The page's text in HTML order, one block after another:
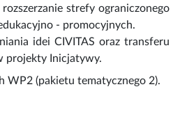
strefy ograniczonego
- promocyjnych.
idei CIVITAS oraz transferu
projekty Inicjatywy.
WP2 (pakietu tematycznego 2).